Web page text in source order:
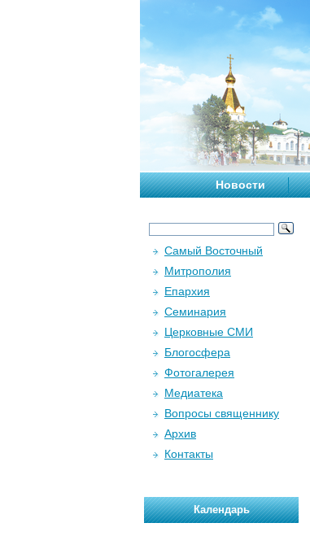
Новости
Самый Восточный
Митрополия
Епархия
Семинария
Церковные СМИ
Блогосфера
Фотогалерея
Медиатека
Вопросы священнику
Архив
Контакты
Календарь